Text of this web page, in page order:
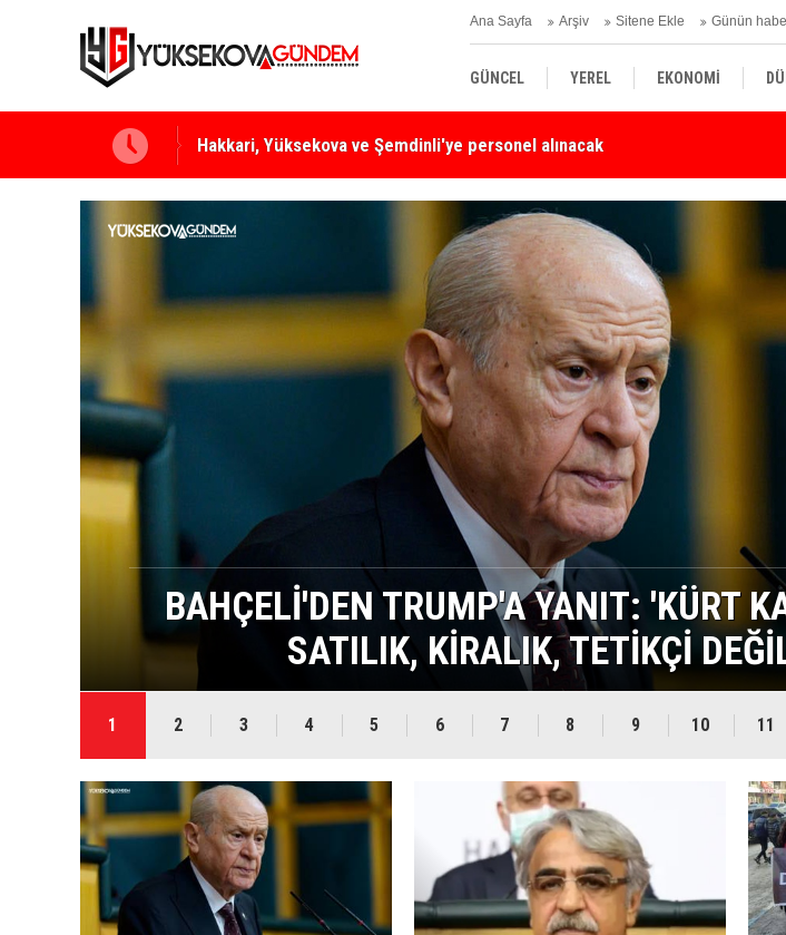
Ana Sayfa Arşiv Sitene Ekle Günün
GÜNCEL YEREL EKONOMİ
SİYASET TEKNOLOJİ
Hakkari, Yüksekova ve Şemdinli'ye personel alınacak
Yüksekova Ziraat Odası'ndan Yangınlara Karşı Duyarlılık Çağrısı
SANCAR, İMRALI HEYETİNİN YENİ
1 2 3 4 5 6 7 8 9 10 11